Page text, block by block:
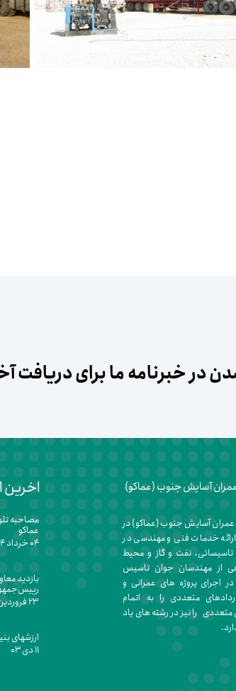
در خبرنامه ما برای دریافت
آسایش جنوب (عماکو) در
هدف ارائه خدمات فنی و مهندسی در
تاسیساتی، نفت و گاز و محیط
از مهندسان جوان تاسیس
اجرای پروژه های عمرانی و
متعددی را به اتمام
متعددی را نیز در رشته های یاد
آسایش جنوب (عماکو) اخرین
مصاحبه
عماکو
۰۴ خرداد ۰۴
بازدید
۲۳ فروردین ۰۴
ارزشهای
۱۱ دی ۰۳